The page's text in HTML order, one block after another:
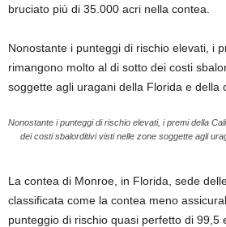
bruciato più di 35.000 acri nella contea.
Nonostante i punteggi di rischio elevati, i
rimangono molto al di sotto dei costi
soggette agli uragani della Florida e della
Nonostante i punteggi di rischio elevati, i premi della
dei costi sbalorditivi visti nelle zone soggette agli
La contea di Monroe, in Florida, sede
classificata come la contea meno
punteggio di rischio quasi perfetto di 99,5